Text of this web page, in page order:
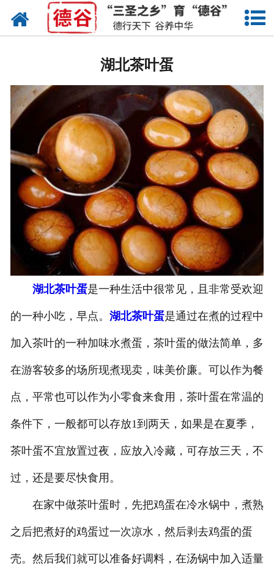
网站首页
湖北卤蛋
湖北茶叶蛋
湖北蛋壳粉
湖北溏心蛋
湖北鸡蛋干
湖北蛋粉
湖北煎蛋
湖北茶叶蛋
湖北茶叶蛋是一种生活中很常见，且非常受欢迎
的一种小吃，早点。 湖北茶叶蛋是通过在煮的过程中
加入茶叶的一种加味水煮蛋，茶叶蛋的做法简单，多
在游客较多的场所现煮现卖，味美价廉。可以作为餐
点，平常也可以作为小零食来食用，茶叶蛋在常温的
条件下，一般都可以存放1到两天，如果是在夏季，
茶叶蛋不宜放置过夜，应放入冷藏，可存放三天，不
过，还是要尽快食用。
在家中做茶叶蛋时，先把鸡蛋在冷水锅中，煮熟
之后把煮好的鸡蛋过一次凉水，然后剥去鸡蛋的蛋
壳。然后我们就可以准备好调料，在汤锅中加入适量